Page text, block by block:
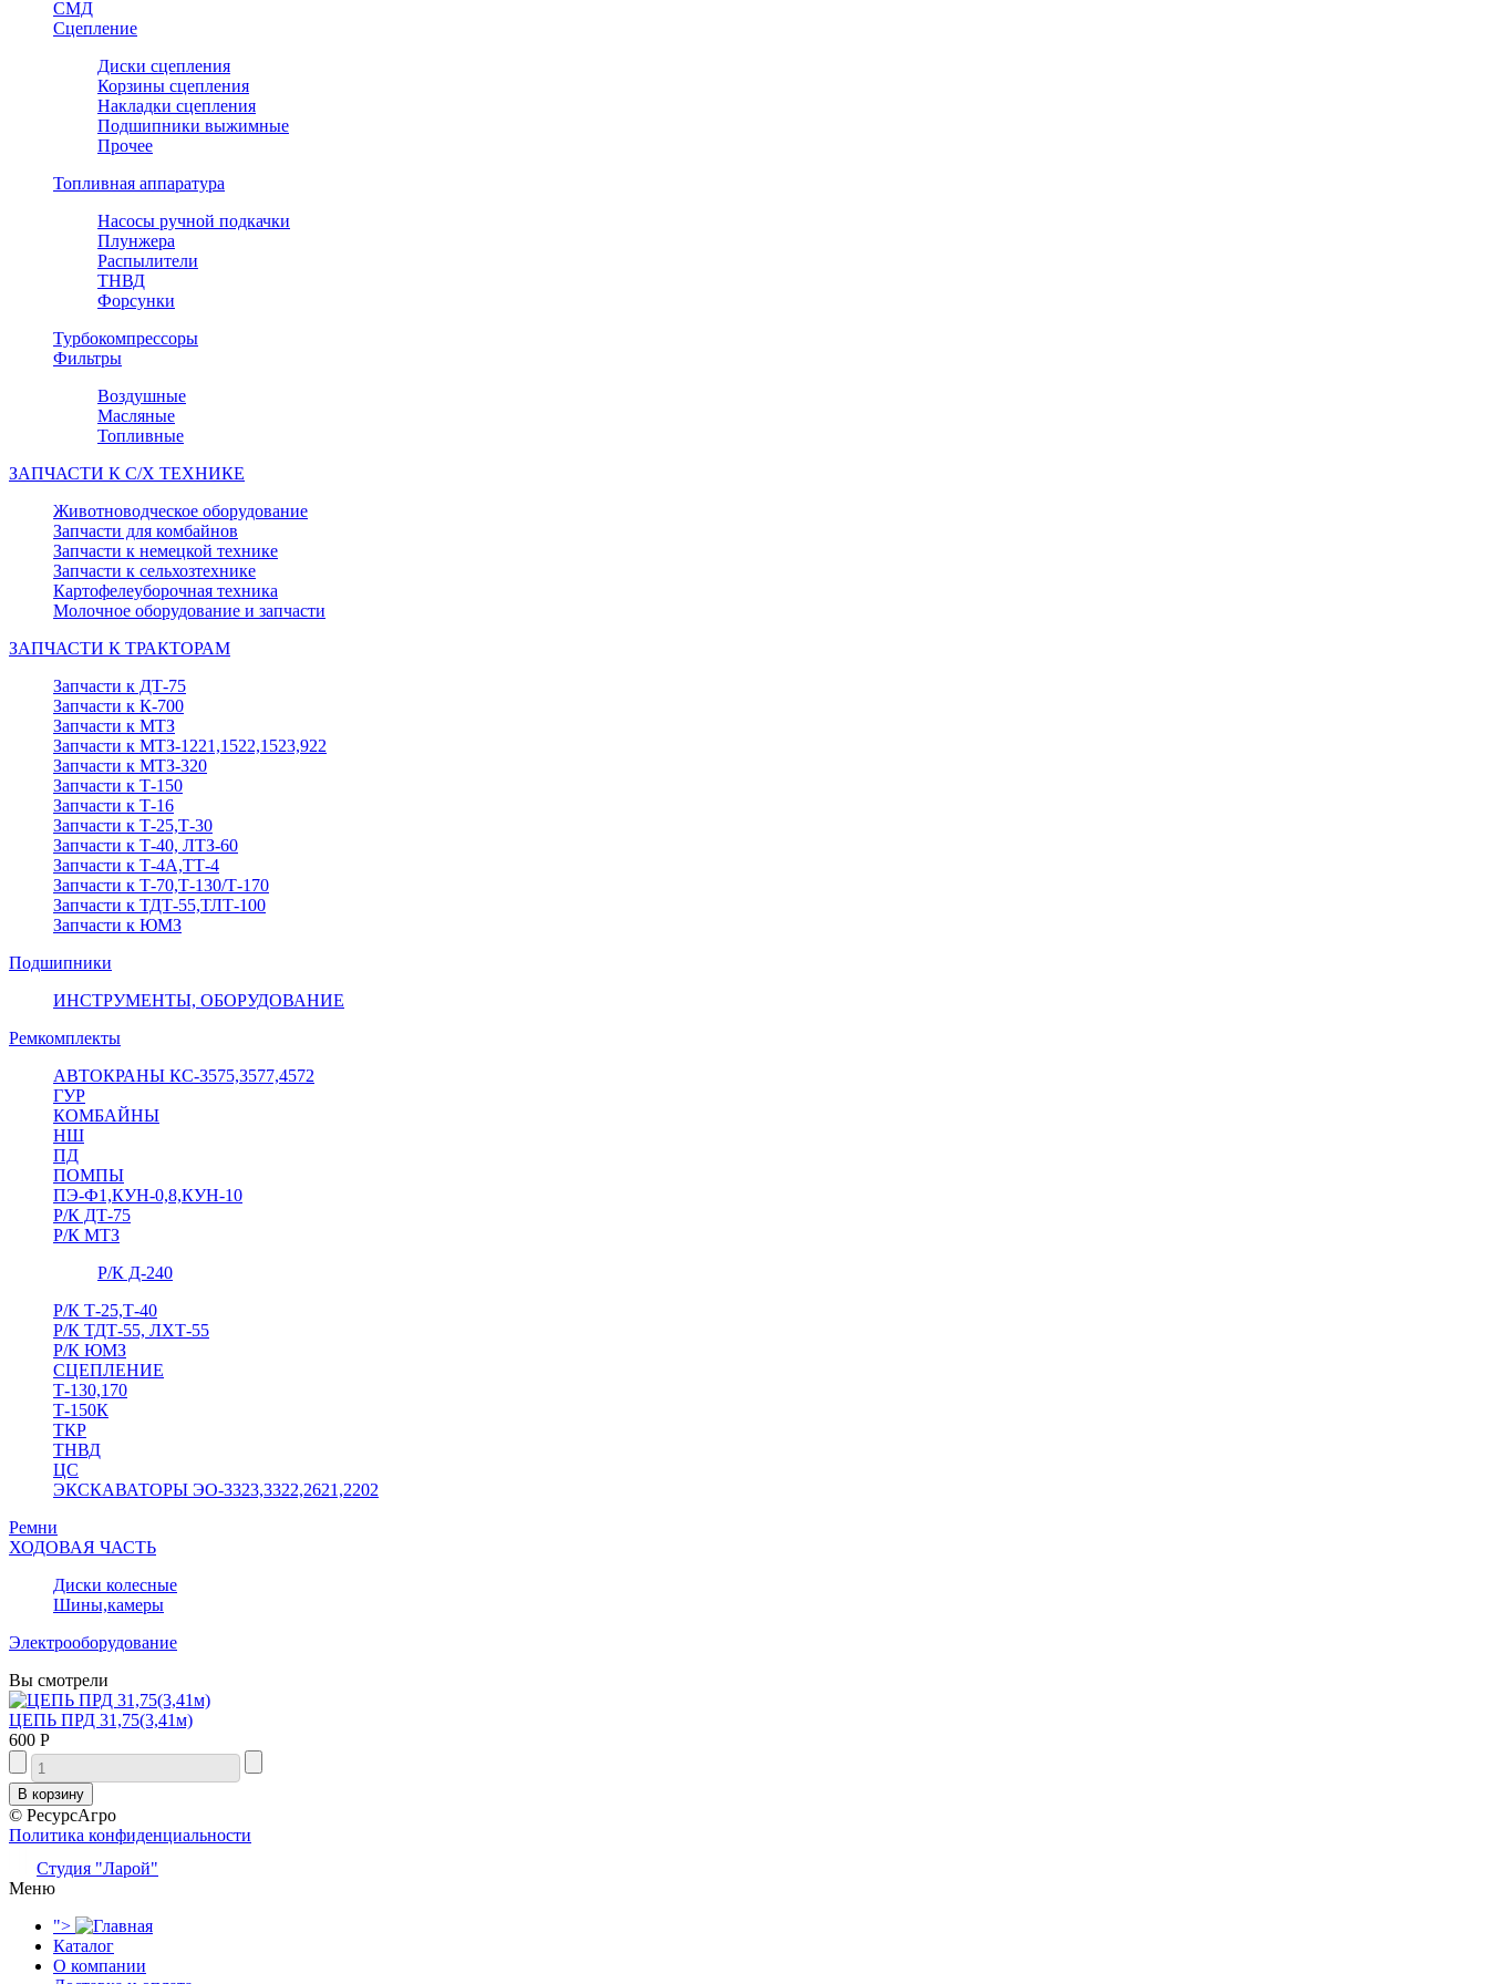
СМД
Сцепление
Диски сцепления
Корзины сцепления
Накладки сцепления
Подшипники выжимные
Прочее
Топливная аппаратура
Насосы ручной подкачки
Плунжера
Распылители
ТНВД
Форсунки
Турбокомпрессоры
Фильтры
Воздушные
Масляные
Топливные
ЗАПЧАСТИ К С/Х ТЕХНИКЕ
Животноводческое оборудование
Запчасти для комбайнов
Запчасти к немецкой технике
Запчасти к сельхозтехнике
Картофелеуборочная техника
Молочное оборудование и запчасти
ЗАПЧАСТИ К ТРАКТОРАМ
Запчасти к ДТ-75
Запчасти к К-700
Запчасти к МТЗ
Запчасти к МТЗ-1221,1522,1523,922
Запчасти к МТЗ-320
Запчасти к Т-150
Запчасти к Т-16
Запчасти к Т-25,Т-30
Запчасти к Т-40, ЛТЗ-60
Запчасти к Т-4А,ТТ-4
Запчасти к Т-70,Т-130/Т-170
Запчасти к ТДТ-55,ТЛТ-100
Запчасти к ЮМЗ
Подшипники
ИНСТРУМЕНТЫ, ОБОРУДОВАНИЕ
Ремкомплекты
АВТОКРАНЫ КС-3575,3577,4572
ГУР
КОМБАЙНЫ
НШ
ПД
ПОМПЫ
ПЭ-Ф1,КУН-0,8,КУН-10
Р/К ДТ-75
Р/К МТЗ
Р/К Д-240
Р/К Т-25,Т-40
Р/К ТДТ-55, ЛХТ-55
Р/К ЮМЗ
СЦЕПЛЕНИЕ
Т-130,170
Т-150К
ТКР
ТНВД
ЦС
ЭКСКАВАТОРЫ ЭО-3323,3322,2621,2202
Ремни
ХОДОВАЯ ЧАСТЬ
Диски колесные
Шины,камеры
Электрооборудование
Вы смотрели
ЦЕПЬ ПРД 31,75(3,41м)
600 Р
© РесурсАгро
Политика конфиденциальности
Студия "Ларой"
Меню
">
Каталог
О компании